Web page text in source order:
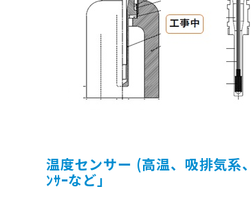
温度センサー (高温、吸排気
ﾝｻｰなど」